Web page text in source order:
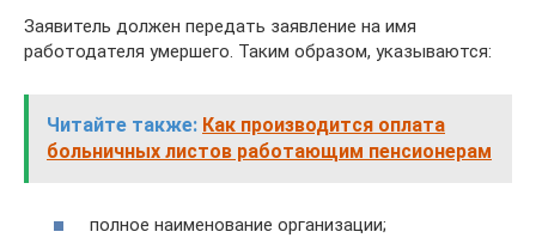
Заявитель должен передать заявление на имя
работодателя умершего. Таким образом, указываются:
Читайте также: Как производится оплата
больничных листов работающим пенсионерам
полное наименование организации;